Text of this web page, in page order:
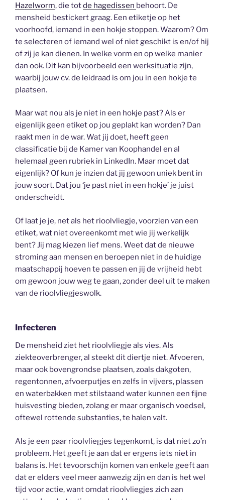
Hazelworm, die totde hagedissen behoort. De
mensheid bestickert graag. Een etiketje op het
voorhoofd, iemand in een hokje stoppen. Waarom? Om
te selecteren of iemand wel of niet geschikt is en/of hij
of zij je kan dienen. In welke vorm en op welke manier
dan ook. Dit kan bijvoorbeeld een werksituatie zijn,
waarbij jouw cv. de leidraad is om jou in een hokje te
plaatsen.
Maar wat nou als je niet in een hokje past? Als er
eigenlijk geen etiket op jou geplakt kan worden? Dan
raakt men in de war. Wat jij doet, heeft geen
classificatie bij de Kamer van Koophandel en al
helemaal geen rubriek in LinkedIn. Maar moet dat
eigenlijk? Of kun je inzien dat jij gewoon uniek bent in
jouw soort. Dat jou ‘je past niet in een hokje’ je juist
onderscheidt.
Of laat je je, net als het rioolvliegje, voorzien van een
etiket, wat niet overeenkomt met wie jij werkelijk
bent? Jij mag kiezen lief mens. Weet dat de nieuwe
stroming aan mensen en beroepen niet in de huidige
maatschappij hoeven te passen en jij de vrijheid hebt
om gewoon jouw weg te gaan, zonder deel uit te maken
van de rioolvliegjeswolk.
Infecteren
De mensheid ziet het rioolvliegje als vies. Als
ziekteoverbrenger, al steekt dit diertje niet. Afvoeren,
maar ook bovengrondse plaatsen, zoals dakgoten,
regentonnen, afvoerputjes en zelfs in vijvers, plassen
en waterbakken met stilstaand water kunnen een fijne
huisvesting bieden, zolang er maar organisch voedsel,
oftewel rottende substanties, te halen valt.
Als je een paar rioolvliegjes tegenkomt, is dat niet zo’n
probleem. Het geeft je aan dat er ergens iets niet in
balans is. Het tevoorschijn komen van enkele geeft aan
dat er elders veel meer aanwezig zijn en dan is het wel
tijd voor actie, want omdat rioolvliegjes zich aan